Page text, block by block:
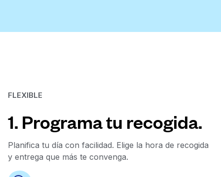
FLEXIBLE
1. Programa tu recogida.
Planifica tu día con facilidad. Elige la hora de recogida
y entrega que más te convenga.